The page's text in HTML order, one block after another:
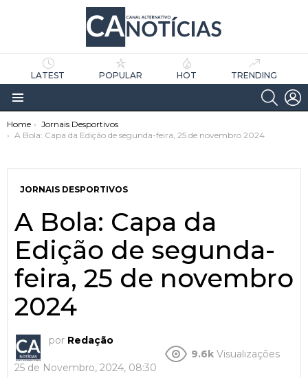
LATEST POPULAR HOT TRENDING
Menu
You are here:
Home
Jornais Desportivos
A Bola: Capa da Edição de segunda-feira, 25 de novembro 2024
JORNAIS DESPORTIVOS
A Bola: Capa da
Edição de segunda-
feira, 25 de novembro
2024
por Redação
25 de Novembro, 2024, 08:30
9.6k Visualizações